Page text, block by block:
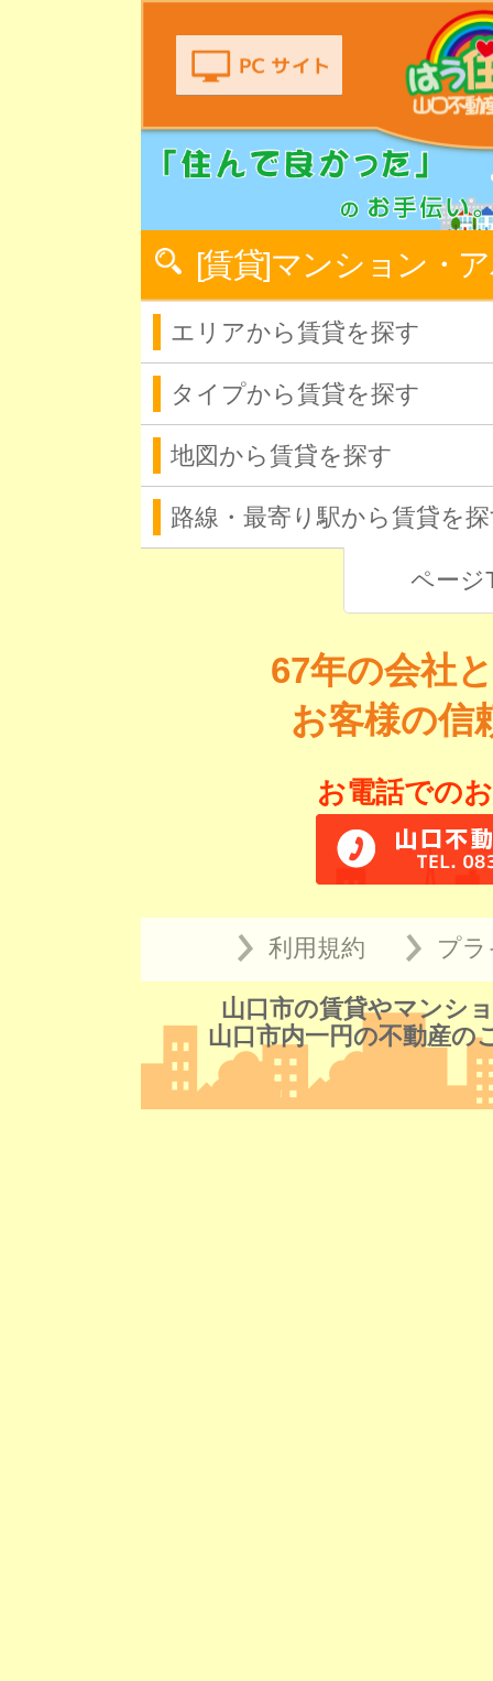
[賃貸]マンション・
エリアから賃貸を探す
タイプから賃貸を探す
地図から賃貸を探す
路線・最寄り駅から賃貸を
ページ
67年の会社
お客様の信
お電話での
利用規約 プ
山口市の賃貸やマンシ
山口市内一円の不動産の